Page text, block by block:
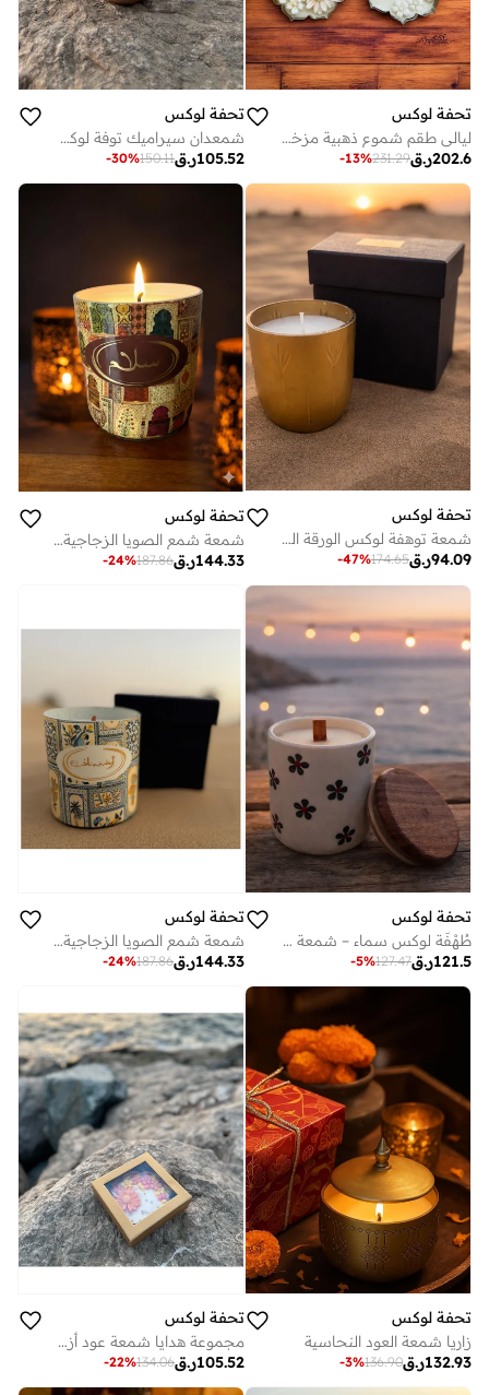
تحفة لوكس
ليالي طقم شموع ذهبية مزخرفة من 2 في علبة هدايا بريميوم
ر.ق202.6
231.29
-13%
تحفة لوكس
شمعدان سيراميك توفة لوكس المدينة - شمعة شمع الصويا يدوية الصنع مل برائحة القهوة وفتيل خشبي - كوب قابل لإعادة الاستخدام، ديكور منزلي أنيق وهدية
ر.ق105.52
150.11
-30%
تحفة لوكس
شمعة توهفة لوكس الورقة الذهبية في علبة هدايا – شمعة من شمع الصويا النقي داخل زجاج مزخرف بالذهب (275 غ) | مصبوبة يدويًا بلمسة نباتية فاخرة وجاهزة للإهداء
ر.ق94.09
174.65
-47%
تحفة لوكس
شمعة شمع الصويا الزجاجية للسلام في علبة هدايا
ر.ق144.33
187.86
-24%
تحفة لوكس
طُهْفَة لوكس سماء – شمعة عود من شمع الصويا مصنوعة يدوياً مع فتيل خشبي وغطاء خشبي محكم الإغلاق
ر.ق121.5
127.47
-5%
تحفة لوكس
شمعة شمع الصويا الزجاجية الامتنان في علبة هدايا
ر.ق144.33
187.86
-24%
تحفة لوكس
زاريا شمعة العود النحاسية
ر.ق132.93
136.90
-3%
تحفة لوكس
مجموعة هدايا شمعة عود أزهار فاخرة ملونة من تحفة - شمعة معطرة مزخرفة مصنوعة يدوياً برائحة عود تدوم طويلاً، جاهزة للإهداء لديكور المنزل والمناسبات
ر.ق105.52
134.06
-22%